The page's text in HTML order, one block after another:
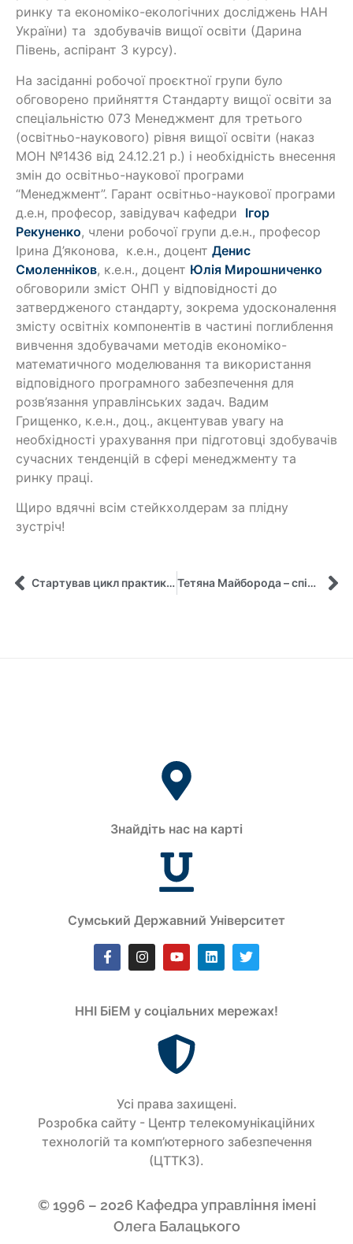
ринку та економіко-екологічних досліджень НАН
України) та здобувачів вищої освіти (Дарина
Півень, аспірант 3 курсу).
На засіданні робочої проєктної групи було
обговорено прийняття Стандарту вищої освіти за
спеціальністю 073 Менеджмент для третього
(освітньо-наукового) рівня вищої освіти (наказ
МОН №1436 від 24.12.21 р.) і необхідність внесення
змін до освітньо-наукової програми
“Менеджмент”. Гарант освітньо-наукової програми
д.е.н, професор, завідувач кафедри Ігор
Рекуненко, члени робочої групи д.е.н., професор
Ірина Д’яконова, к.е.н., доцент Денис
Смоленніков, к.е.н., доцент Юлія Мирошниченко
обговорили зміст ОНП у відповідності до
затвердженого стандарту, зокрема удосконалення
змісту освітніх компонентів в частині поглиблення
вивчення здобувачами методів економіко-
математичного моделювання та використання
відповідного програмного забезпечення для
розв’язання управлінських задач. Вадим
Грищенко, к.е.н., доц., акцентував увагу на
необхідності урахування при підготовці здобувачів
сучасних тенденцій в сфері менеджменту та
ринку праці.
Щиро вдячні всім стейкхолдерам за плідну
зустріч!
Стартував цикл практико-орієнтованих семінарів в рамках програми академічної мобільності з Університетом Бінгхем Тетяна Майборода – спікер на конференції «Міжнародні дні освіти 2022» Університету Південного Іллінойсу в Едвардсвіллі, США
Знайдіть нас на карті
Сумський Державний Університет
ННІ БіЕМ у соціальних мережах!
Усi права захищенi.
Розробка сайту - Центр телекомунікаційних
технологій та комп’ютерного забезпечення
(ЦТТКЗ).
© 1996 – 2026 Кафедра управління імені
Олега Балацького